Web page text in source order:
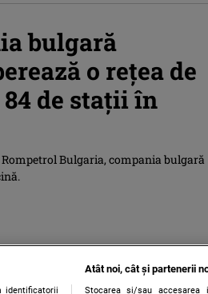
bulgară
o reţea de
de staţii în
Bulgaria, compania bulgară
identificatorii
Atât noi, cât și partenerii
Stocarea și/sau